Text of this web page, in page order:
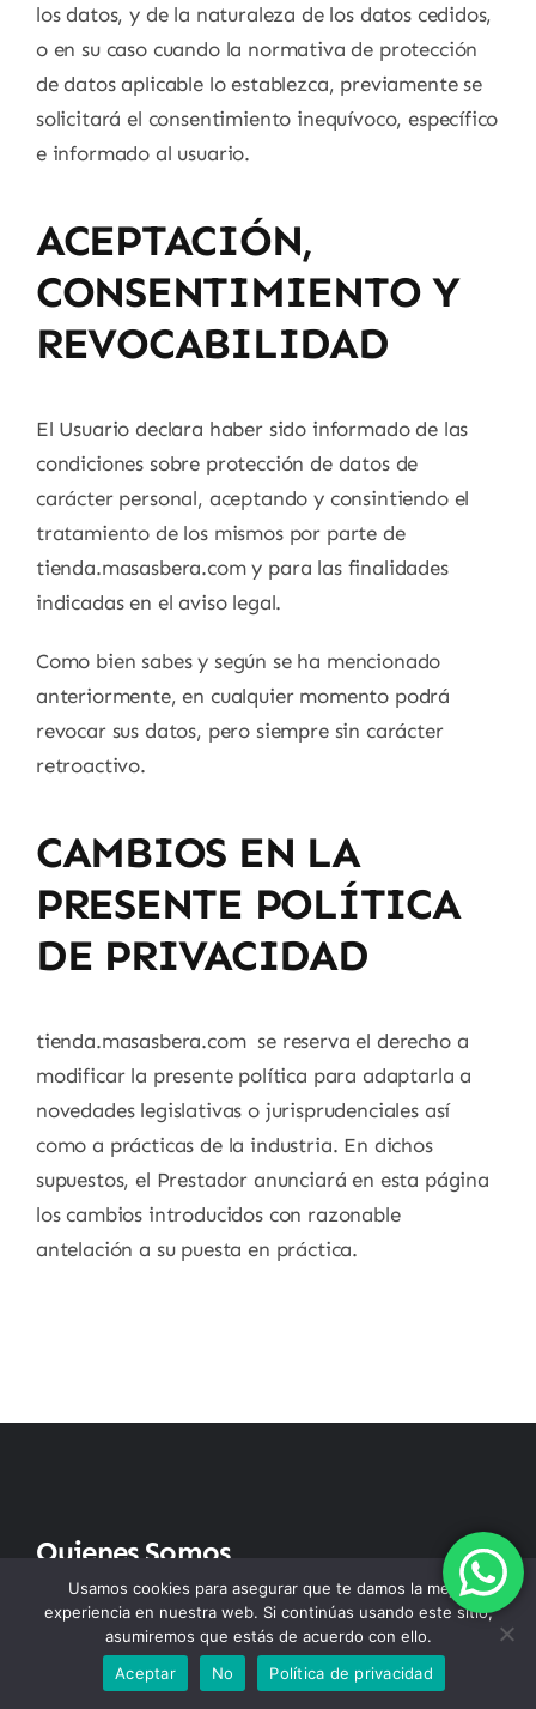
los datos, y de la naturaleza de los datos cedidos,
o en su caso cuando la normativa de protección
de datos aplicable lo establezca, previamente se
solicitará el consentimiento inequívoco, específico
e informado al usuario.
ACEPTACIÓN,
CONSENTIMIENTO Y
REVOCABILIDAD
El Usuario declara haber sido informado de las
condiciones sobre protección de datos de
carácter personal, aceptando y consintiendo el
tratamiento de los mismos por parte de
tienda.masasbera.com y para las finalidades
indicadas en el aviso legal.
Como bien sabes y según se ha mencionado
anteriormente, en cualquier momento podrá
revocar sus datos, pero siempre sin carácter
retroactivo.
CAMBIOS EN LA
PRESENTE POLÍTICA
DE PRIVACIDAD
tienda.masasbera.com se reserva el derecho a
modificar la presente política para adaptarla a
novedades legislativas o jurisprudenciales así
como a prácticas de la industria. En dichos
supuestos, el Prestador anunciará en esta página
los cambios introducidos con razonable
antelación a su puesta en práctica.
Quienes Somos
Nos dedicamos a la elaboración debollería
artesanal valenciana, utilizando losmejores
ingredientes, siguiendotécnicas tradicionales
Usamos cookies para asegurar que te damos la mejor
experiencia en nuestra web. Si continúas usando este sitio,
asumiremos que estás de acuerdo con ello.
Aceptar
No Política de privacidad